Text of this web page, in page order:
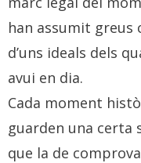
han assumit greus
d’uns ideals dels
avui en dia.
Cada moment
guarden una certa
que la de